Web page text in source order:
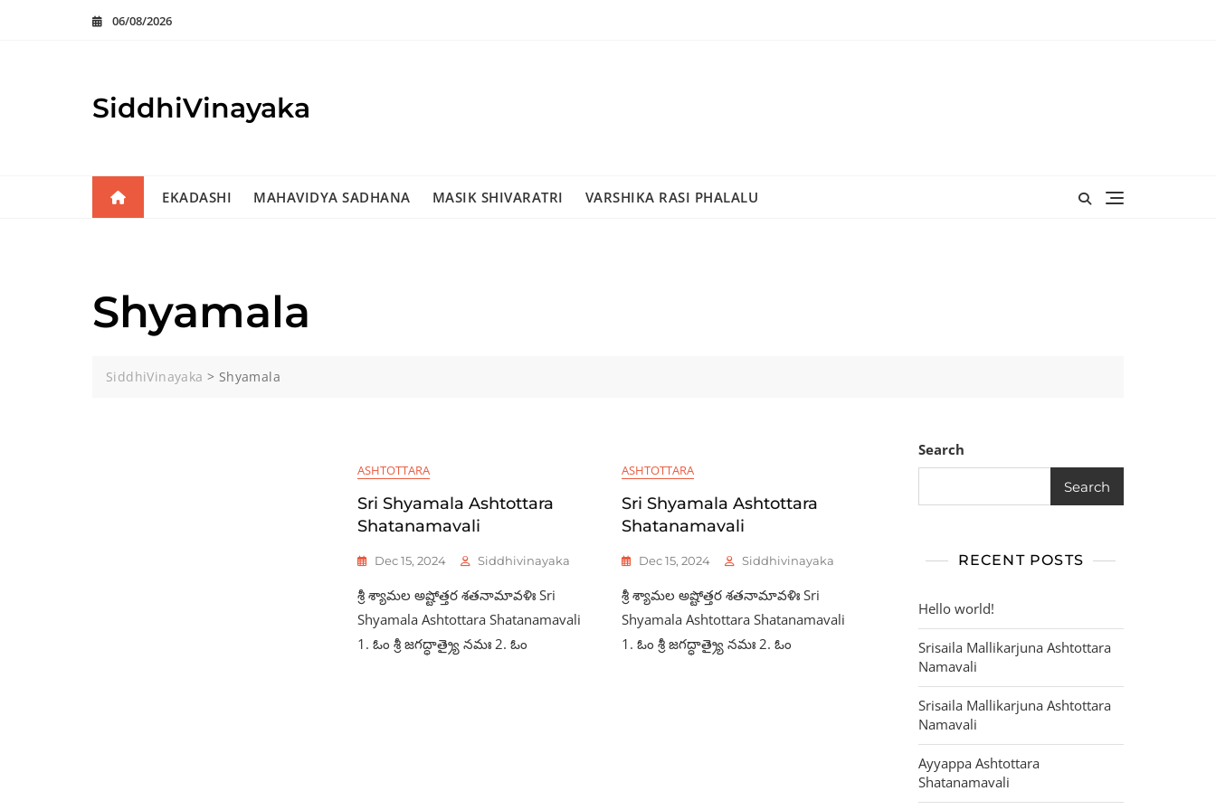
06/08/2026
SiddhiVinayaka
EKADASHI MAHAVIDYA SADHANA MASIK SHIVARATRI VARSHIKA RASI PHALALU
Shyamala
SiddhiVinayaka > Shyamala
ASHTOTTARA
Sri Shyamala Ashtottara
Shatanamavali
Dec 15, 2024 Siddhivinayaka
శ్రీ శ్యామల అష్టోత్తర శతనామావళిః Sri
Shyamala Ashtottara Shatanamavali
1. ఓం శ్రీ జగద్ధాత్ర్యై నమః 2. ఓం
ASHTOTTARA
Sri Shyamala Ashtottara
Shatanamavali
Dec 15, 2024 Siddhivinayaka
శ్రీ శ్యామల అష్టోత్తర శతనామావళిః Sri
Shyamala Ashtottara Shatanamavali
1. ఓం శ్రీ జగద్ధాత్ర్యై నమః 2. ఓం
Search
Search
RECENT POSTS
Hello world!
Srisaila Mallikarjuna Ashtottara
Namavali
Srisaila Mallikarjuna Ashtottara
Namavali
Ayyappa Ashtottara
Shatanamavali